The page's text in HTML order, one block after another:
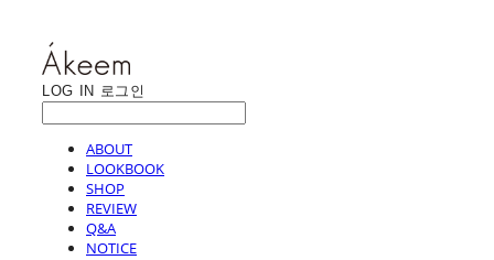
LOG IN 로그인
ABOUT
LOOKBOOK
SHOP
REVIEW
Q&A
NOTICE